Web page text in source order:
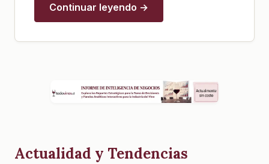
Continuar leyendo →
Actualidad y Tendencias